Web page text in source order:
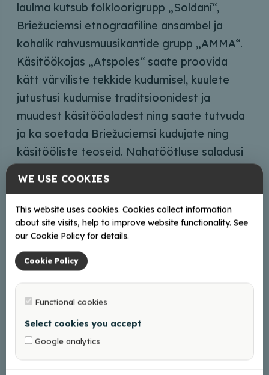
laulma kutsub folkloorigrupp „Soldanī“,
Briežuciemsi etnograafiline ansambel ja
kohalik rahvusmuusikantide grupp „AMMA“.
Käsitöökojas „Atspoles“ saate proovida
kätt värviliste tekkide kudumisel, kuulete
jutustusi kudumise traditsioonidest ja
muudest käsitööaladest ning saate tutvuda
ja ka soetada Briežuciemsi kudujate ning
käsitööliste teoseid. Nahatöötluse saladusi
Aadress
Briežuciems, Briežuciema pag., Balvu nov., LV-
4595
Kontaktid
+37125444621
WE USE COOKIES
This website uses cookies. Cookies collect information
about site visits, help to improve website functionality. See
our Cookie Policy for details.
Cookie Policy
Functional cookies
Select cookies you accept
Google analytics